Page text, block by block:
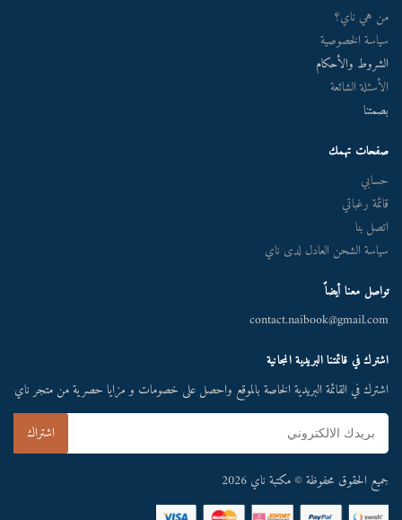
من هي ناي؟
سياسة الخصوصية
الشروط والأحكام
الأسئلة الشائعة
بصمتنا
صفحات تهمك
حسابي
قائمة رغباتي
اتصل بنا
سياسة الشحن العادل لدى ناي
تواصل معنا أيضاً
contact.naibook@gmail.com
اشترك في قائمتنا البريدية المجانية
اشترك في القائمة البريدية الخاصة بالموقع واحصل على خصومات و مزايا حصرية من متجر ناي
جميع الحقوق محفوظة © مكتبة ناي 2026